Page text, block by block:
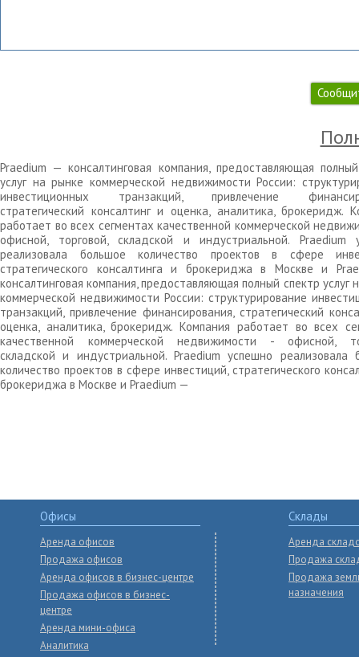
Praedium — консалтинговая компания, предоставляющая
услуг на рынке коммерческой недвижимости России:
инвестиционных транзакций, привлечение
стратегический консалтинг и оценка, аналитика, брокеридж.
работает во всех сегментах качественной коммерческой
офисной, торговой, складской и индустриальной. Praedium
реализовала большое количество проектов в сфере
стратегического консалтинга и брокериджа в Москве и
консалтинговая компания, предоставляющая полный спектр услуг
коммерческой недвижимости России: структурирование
транзакций, привлечение финансирования, стратегический
оценка, аналитика, брокеридж. Компания работает во всех
качественной коммерческой недвижимости - офисной,
складской и индустриальной. Praedium успешно реализовала
количество проектов в сфере инвестиций, стратегического
брокериджа в Москве и Praedium —
Офисы
Аренда офисов
Продажа офисов
Аренда офисов в бизнес-центре
Продажа офисов в бизнес-
центре
Аренда мини-офиса
Аналитика
Склады
Аренда
Продажа
Продажа
назначения